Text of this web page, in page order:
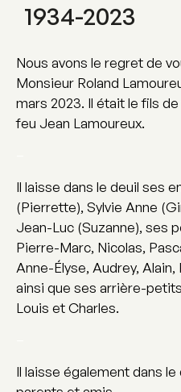
Nous avons le regret de
Monsieur Roland
mars 2023. Il était le fils
feu Jean Lamoureux.
Il laisse dans le deuil ses
(Pierrette), Sylvie Anne
Jean-Luc (Suzanne), ses
Pierre-Marc, Nicolas,
Anne-Élyse, Audrey,
ainsi que ses arrière-
Louis et Charles.
Il laisse également dans
1934-2023